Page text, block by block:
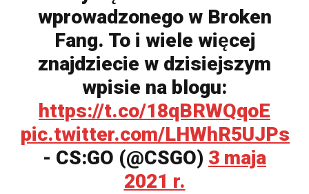
wprowadzonego w Broken
Fang. To i wiele więcej
znajdziecie w dzisiejszym
wpisie na blogu:
https://t.co/18qBRWQqoE
pic.twitter.com/LHWhR5UJPs
- CS:GO (@CSGO) 3 maja
2021 r.